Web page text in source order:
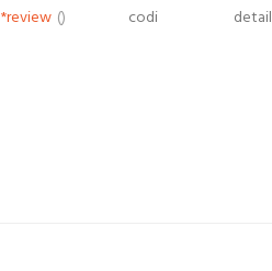
*review () codi detail